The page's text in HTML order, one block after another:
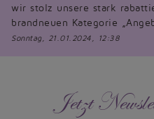
wir stolz unsere stark
brandneuen Kategorie
Sonntag, 21.01.2024, 12:38
Jetzt